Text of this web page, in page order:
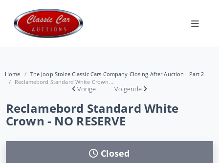
Home
The Joop Stolze Classic Cars Company Closing After Auction - Part 2
Reclamebord Standard White Crown...
Vorige Volgende
Reclamebord Standard White
Crown - NO RESERVE
Closed